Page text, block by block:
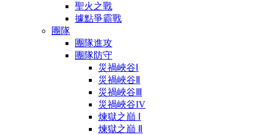
聖火之戰
據點爭霸戰
團隊
團隊進攻
團隊防守
災禍峽谷Ⅰ
災禍峽谷Ⅱ
災禍峽谷Ⅲ
災禍峽谷IV
煉獄之巔 Ⅰ
煉獄之巔 Ⅱ